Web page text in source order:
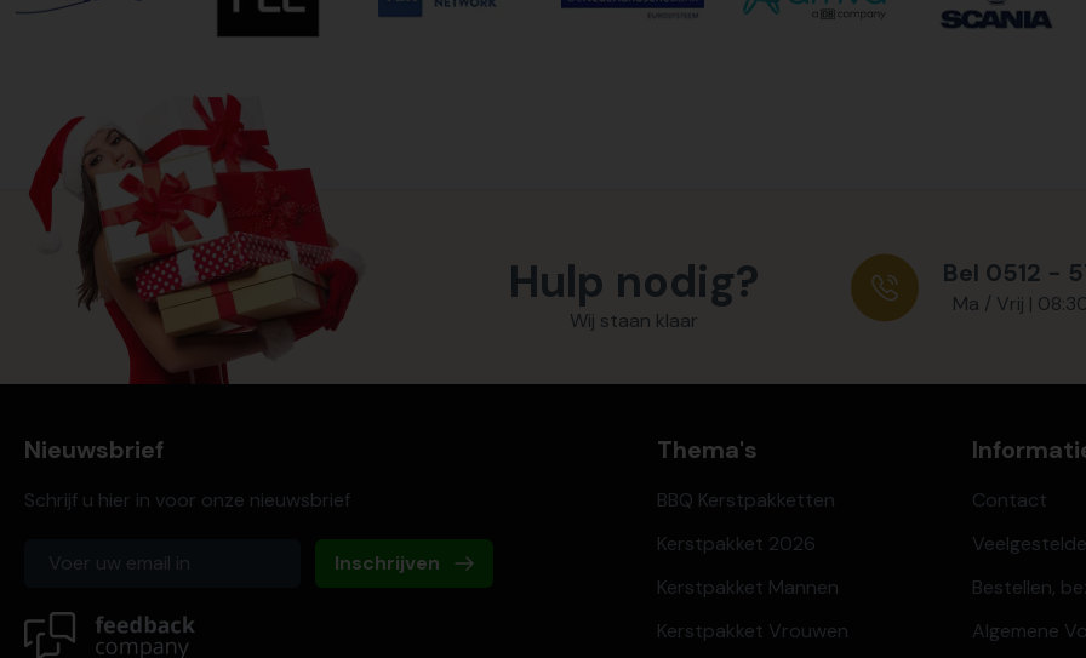
Hulp nodig?
Wij staan klaar
Bel 0512 -
Ma / Vrij |
Nieuwsbrief
Schrijf u hier in voor onze nieuwsbrief
Inschrijven
Thema's
BBQ Kerstpakketten
Kerstpakket 2026
Kerstpakket Mannen
Kerstpakket Vrouwen
Contact
Bestellen,
Algemene